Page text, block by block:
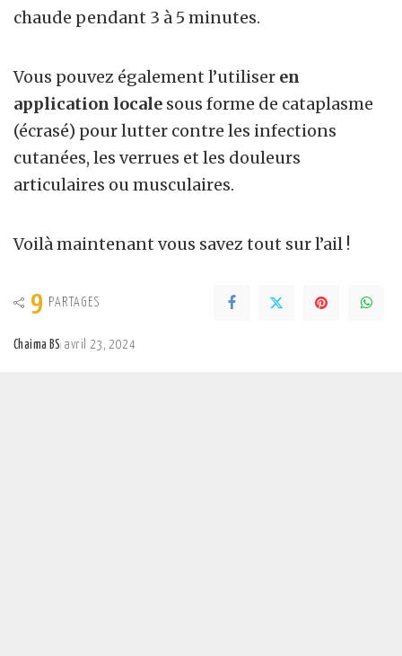
chaude pendant 3 à 5 minutes.
Vous pouvez également l’utiliser en
application locale sous forme de cataplasme
(écrasé) pour lutter contre les infections
cutanées, les verrues et les douleurs
articulaires ou musculaires.
Voilà maintenant vous savez tout sur l’ail !
9 PARTAGES
Chaima BS avril 23, 2024